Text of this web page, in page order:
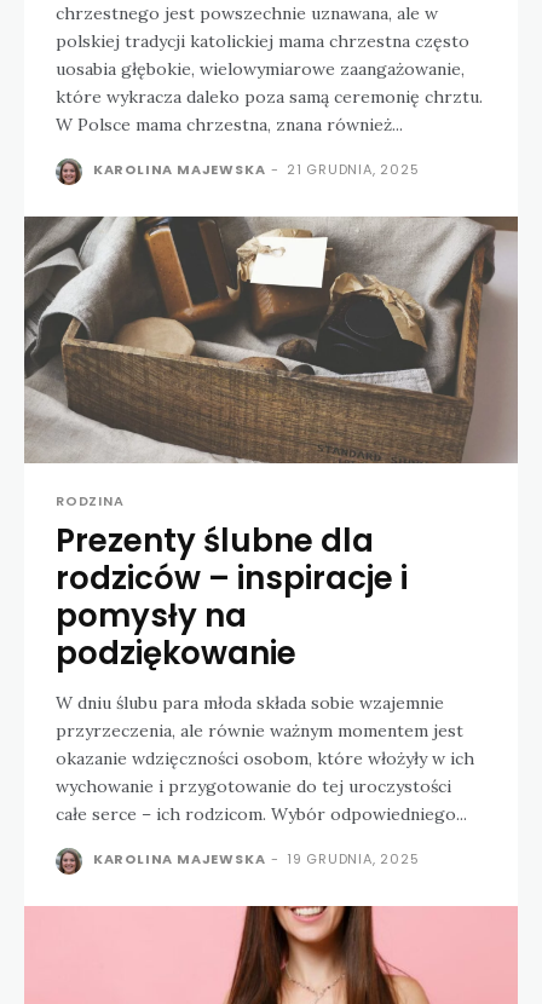
chrzestnego jest powszechnie uznawana, ale w
polskiej tradycji katolickiej mama chrzestna często
uosabia głębokie, wielowymiarowe zaangażowanie,
które wykracza daleko poza samą ceremonię chrztu.
W Polsce mama chrzestna, znana również...
KAROLINA MAJEWSKA - 21 GRUDNIA, 2025
RODZINA
Prezenty ślubne dla
rodziców – inspiracje i
pomysły na
podziękowanie
W dniu ślubu para młoda składa sobie wzajemnie
przyrzeczenia, ale równie ważnym momentem jest
okazanie wdzięczności osobom, które włożyły w ich
wychowanie i przygotowanie do tej uroczystości
całe serce – ich rodzicom. Wybór odpowiedniego...
KAROLINA MAJEWSKA - 19 GRUDNIA, 2025